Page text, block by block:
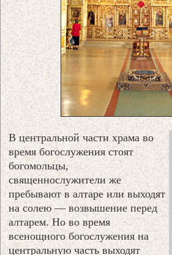
В центральной части храма во
время богослужения стоят
богомольцы,
священнослужители же
пребывают в алтаре или выходят
на солею — возвышение перед
алтарем. Но во время
всенощного богослужения на
центральную часть выходят